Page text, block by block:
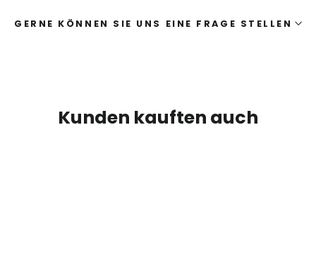
GERNE KÖNNEN SIE UNS EINE FRAGE STELLEN
Kunden kauften auch